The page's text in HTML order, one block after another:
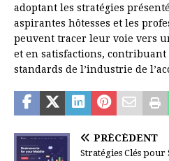
adoptant les stratégies
aspirantes hôtesses et les
peuvent tracer leur voie vers
et en satisfactions, contribuant
standards de l’industrie de
PRÉCÉDENT
Stratégies Clés